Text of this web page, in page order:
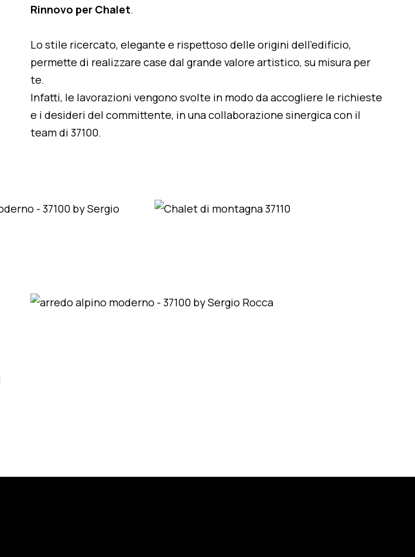
Rinnovo per Chalet.
Lo stile ricercato, elegante e rispettoso delle origini dell'edificio,
permette di realizzare case dal grande valore artistico, su misura per
te.
Infatti, le lavorazioni vengono svolte in modo da accogliere le richieste
e i desideri del committente, in una collaborazione sinergica con il
team di 37100.